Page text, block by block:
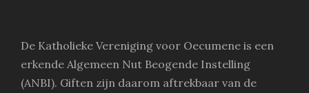
De Katholieke Vereniging voor Oecumene is een
erkende Algemeen Nut Beogende Instelling
(ANBI). Giften zijn daarom aftrekbaar van de